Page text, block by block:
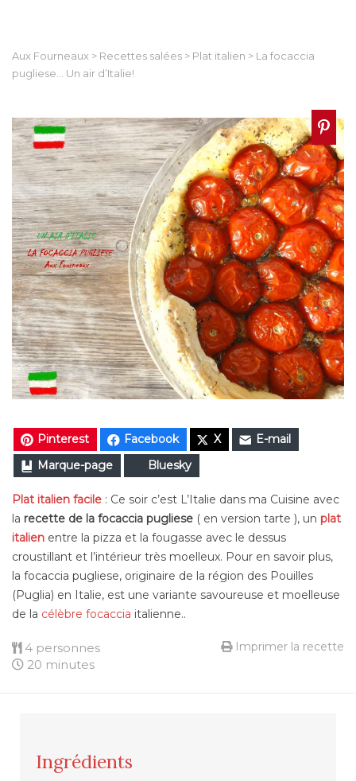
Aux Fourneaux > Recettes salées > Plat italien > La focaccia
pugliese… Un air d’Italie!
Pinterest Facebook X
E-mail
Marque-page
Bluesky
Plat italien facile : Ce soir c’est L’Italie dans ma Cuisine avec
la recette de la focaccia pugliese ( en version tarte ), un plat
italien entre la pizza et la fougasse avec le dessus
croustillant et l’intérieur très moelleux. Pour en savoir plus,
la focaccia pugliese, originaire de la région des Pouilles
(Puglia) en Italie, est une variante savoureuse et moelleuse
de la célèbre focaccia italienne..
4 personnes
20 minutes
Imprimer la recette
Ingrédients